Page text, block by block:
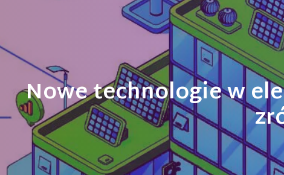
Nowe technologie w